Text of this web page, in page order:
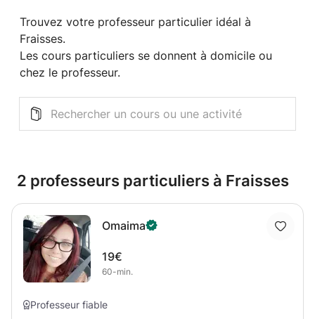
Trouvez votre professeur particulier idéal à
Fraisses.
Les cours particuliers se donnent à domicile ou
chez le professeur.
2 professeurs particuliers à Fraisses
Omaima
19€
60-min.
Professeur fiable